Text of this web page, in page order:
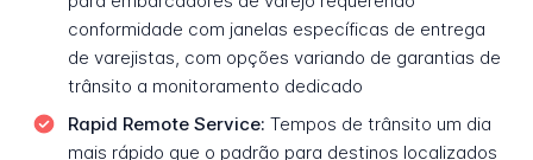
conformidade com janelas específicas de entrega
de varejistas, com opções variando de garantias de
trânsito a monitoramento dedicado
Rapid Remote Service: Tempos de trânsito um dia
mais rápido que o padrão para destinos localizados